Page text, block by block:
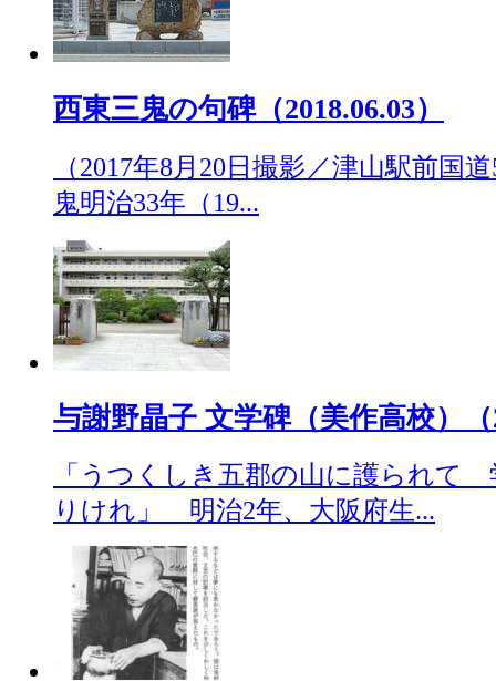
西東三鬼の句碑（2018.06.03）
（2017年8月20日撮影／津山駅前国
鬼明治33年（19...
与謝野晶子 文学碑（美作高校）（
「うつくしき五郡の山に護られて
りけれ」 明治2年、大阪府生...